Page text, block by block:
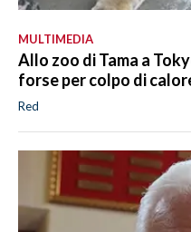
MULTIMEDIA
Allo zoo di Tama a
forse per colpo di
Red